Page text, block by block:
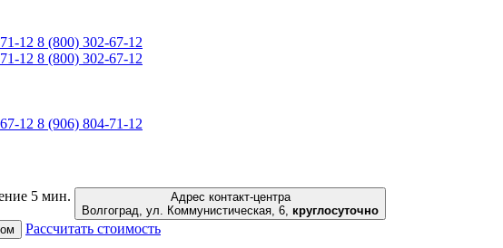
12 8 (800) 302-67-12
12 8 (800) 302-67-12
12 8 (906) 804-71-12
5 мин.
Адрес контакт-центра
Волгоград, ул. Коммунистическая, 6, круглосуточно
Рассчитать стоимость